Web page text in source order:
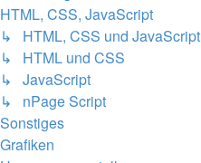
HTML, CSS, JavaScript
↳ HTML, CSS und JavaScript
↳ HTML und CSS
↳ JavaScript
↳ nPage Script
Sonstiges
Grafiken